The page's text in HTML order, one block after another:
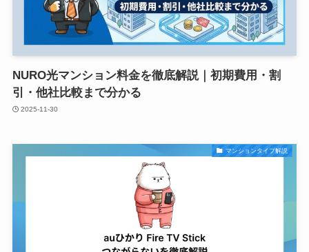
NURO光マンション料金を徹底解説｜初期費用・割
引・他社比較まで分かる
2025-11-30
マンションタイプ解説